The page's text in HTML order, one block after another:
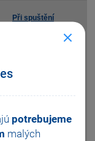
potrebujeme
malých
Při spuštění
verzi programu
produktu
"Není možné získat
umístění v síti